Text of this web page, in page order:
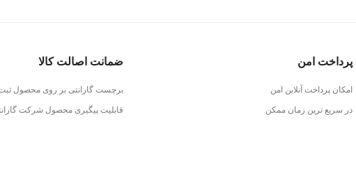
پرداخت امن
امکان پرداخت آنلاین امن
در سریع ترین زمان ممکن
ضمانت اصالت کالا
برچست گارانتی بر روی محصول
قابلیت پیگیری محصول شرکت